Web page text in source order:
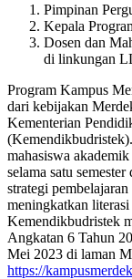
Pimpinan
Kepala
Dosen dan
di linkungan
Program Kampus
dari kebijakan
Kementerian
mahasiswa
selama satu
strategi
meningkatkan
Kemendikbudristek
Angkatan 6 Tahun
Mei 2023 di laman
https://